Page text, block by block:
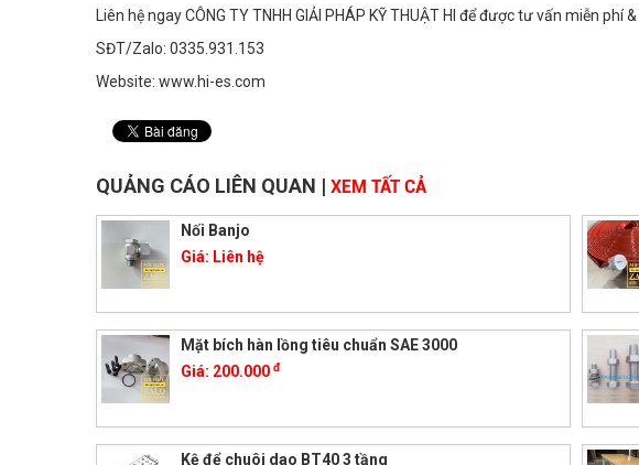
Liên hệ ngay CÔNG TY TNHH GIẢI PHÁP KỸ THUẬT HI để được tư vấn miễn phí
SĐT/Zalo: 0335.931.153
Website: www.hi-es.com
QUẢNG CÁO LIÊN QUAN | XEM TẤT CẢ
Nối Banjo
Giá: Liên hệ
Mặt bích hàn lồng tiêu chuẩn SAE 3000
Giá: 200.000 đ
Kệ để chuôi dao BT40 3 tầng